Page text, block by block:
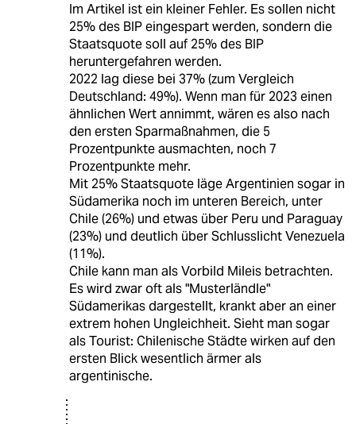
Im Artikel ist ein kleiner Fehler. Es sollen nicht
25% des BIP eingespart werden, sondern die
Staatsquote soll auf 25% des BIP
heruntergefahren werden.
2022 lag diese bei 37% (zum Vergleich
Deutschland: 49%). Wenn man für 2023 einen
ähnlichen Wert annimmt, wären es also nach
den ersten Sparmaßnahmen, die 5
Prozentpunkte ausmachten, noch 7
Prozentpunkte mehr.
Mit 25% Staatsquote läge Argentinien sogar in
Südamerika noch im unteren Bereich, unter
Chile (26%) und etwas über Peru und Paraguay
(23%) und deutlich über Schlusslicht Venezuela
(11%).
Chile kann man als Vorbild Mileis betrachten.
Es wird zwar oft als "Musterländle"
Südamerikas dargestellt, krankt aber an einer
extrem hohen Ungleichheit. Sieht man sogar
als Tourist: Chilenische Städte wirken auf den
ersten Blick wesentlich ärmer als
argentinische.